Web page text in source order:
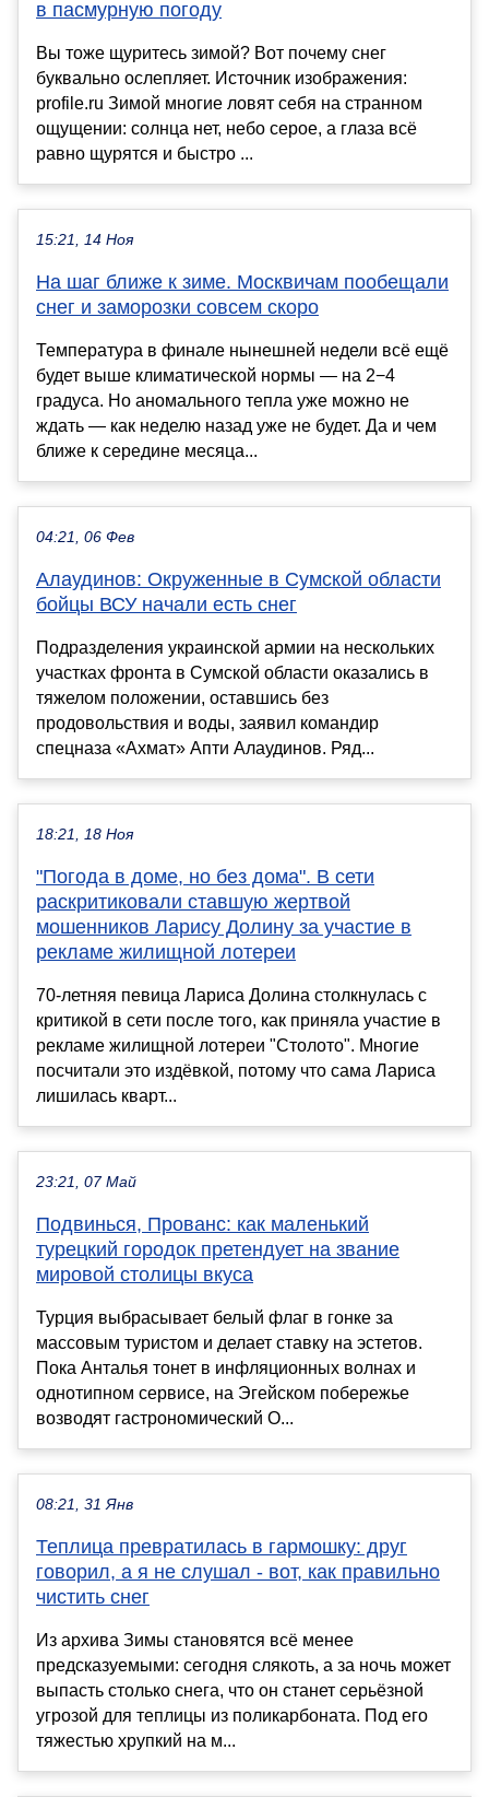
в пасмурную погоду
Вы тоже щуритесь зимой? Вот почему снег
буквально ослепляет. Источник изображения:
profile.ru Зимой многие ловят себя на странном
ощущении: солнца нет, небо серое, а глаза всё
равно щурятся и быстро ...
15:21, 14 Ноя
На шаг ближе к зиме. Москвичам пообещали
снег и заморозки совсем скоро
Температура в финале нынешней недели всё ещё
будет выше климатической нормы — на 2−4
градуса. Но аномального тепла уже можно не
ждать — как неделю назад уже не будет. Да и чем
ближе к середине месяца...
04:21, 06 Фев
Алаудинов: Окруженные в Сумской области
бойцы ВСУ начали есть снег
Подразделения украинской армии на нескольких
участках фронта в Сумской области оказались в
тяжелом положении, оставшись без
продовольствия и воды, заявил командир
спецназа «Ахмат» Апти Алаудинов. Ряд...
18:21, 18 Ноя
"Погода в доме, но без дома". В сети
раскритиковали ставшую жертвой
мошенников Ларису Долину за участие в
рекламе жилищной лотереи
70-летняя певица Лариса Долина столкнулась с
критикой в сети после того, как приняла участие в
рекламе жилищной лотереи "Столото". Многие
посчитали это издёвкой, потому что сама Лариса
лишилась кварт...
23:21, 07 Май
Подвинься, Прованс: как маленький
турецкий городок претендует на звание
мировой столицы вкуса
Турция выбрасывает белый флаг в гонке за
массовым туристом и делает ставку на эстетов.
Пока Анталья тонет в инфляционных волнах и
однотипном сервисе, на Эгейском побережье
возводят гастрономический О...
08:21, 31 Янв
Теплица превратилась в гармошку: друг
говорил, а я не слушал - вот, как правильно
чистить снег
Из архива Зимы становятся всё менее
предсказуемыми: сегодня слякоть, а за ночь может
выпасть столько снега, что он станет серьёзной
угрозой для теплицы из поликарбоната. Под его
тяжестью хрупкий на м...